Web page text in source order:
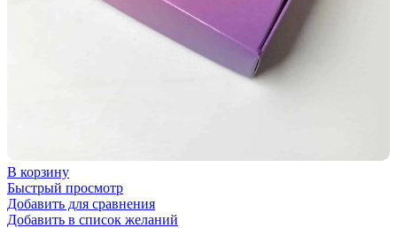
В корзину
Быстрый просмотр
Добавить для сравнения
Добавить в список желаний